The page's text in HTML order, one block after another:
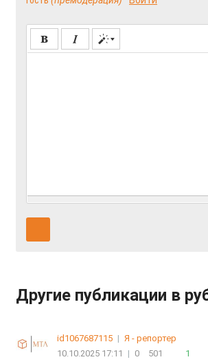
Другие публикации в
id1067687115 | Я - репортер
10.10.2025 17:11
| 0 501 1